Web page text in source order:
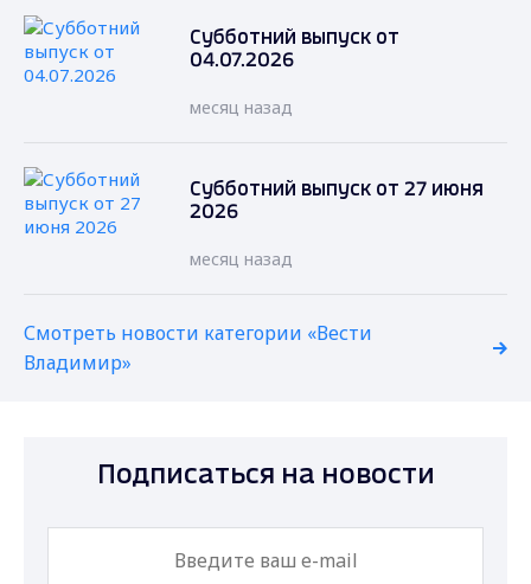
Субботний выпуск от
04.07.2026
месяц назад
Субботний выпуск от 27 июня
2026
месяц назад
Смотреть новости категории «Вести
Владимир»
Подписаться на новости